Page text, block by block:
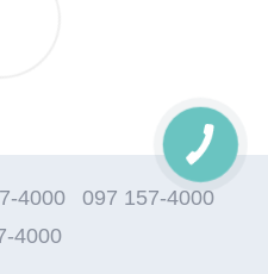
4000
097 157-4000
4000